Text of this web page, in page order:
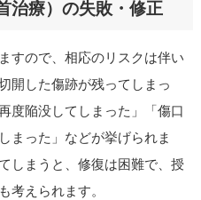
治療）の失敗・修正
すので、相応のリスクは伴い
開した傷跡が残ってしまっ
度陥没してしまった」「傷口
まった」などが挙げられま
しまうと、修復は困難で、授
考えられます。